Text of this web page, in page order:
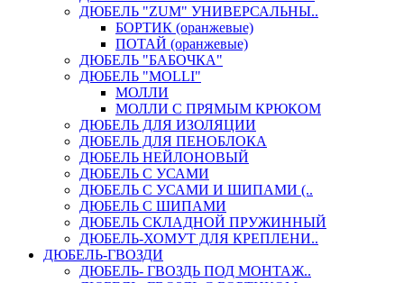
ДЮБЕЛЬ "ZUM" УНИВЕРСАЛЬНЫ..
БОРТИК (оранжевые)
ПОТАЙ (оранжевые)
ДЮБЕЛЬ "БАБОЧКА"
ДЮБЕЛЬ "МOLLI"
МОЛЛИ
МОЛЛИ С ПРЯМЫМ КРЮКОМ
ДЮБЕЛЬ ДЛЯ ИЗОЛЯЦИИ
ДЮБЕЛЬ ДЛЯ ПЕНОБЛОКА
ДЮБЕЛЬ НЕЙЛОНОВЫЙ
ДЮБЕЛЬ С УСАМИ
ДЮБЕЛЬ С УСАМИ И ШИПАМИ (..
ДЮБЕЛЬ С ШИПАМИ
ДЮБЕЛЬ СКЛАДНОЙ ПРУЖИННЫЙ
ДЮБЕЛЬ-ХОМУТ ДЛЯ КРЕПЛЕНИ..
ДЮБЕЛЬ-ГВОЗДИ
ДЮБЕЛЬ- ГВОЗДЬ ПОД МОНТАЖ..